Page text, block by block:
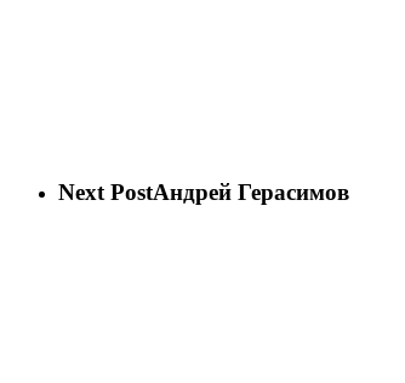
Next PostАндрей Герасимов